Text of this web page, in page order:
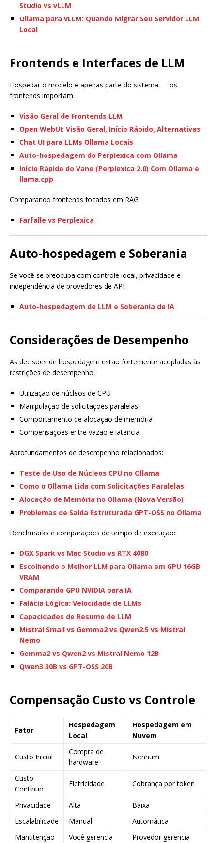
Studio vs vLLM
Ollama para vLLM: Quando Migrar Seu Servidor LLM
Local
Frontends e Interfaces de LLM
Hospedar o modelo é apenas parte do sistema — os
frontends importam.
Visão Geral de Frontends LLM
Open WebUI: Visão Geral, Início Rápido, Alternativas
Chat UI para LLMs Ollama Locais
Auto-hospedagem do Perplexica com Ollama
Início Rápido do Vane (Perplexica 2.0) Com Ollama e
llama.cpp
Comparando frontends focados em RAG:
Farfalle vs Perplexica
Auto-hospedagem e Soberania
Se você se preocupa com controle local, privacidade e
independência de provedores de API:
Auto-hospedagem de LLM e Soberania de IA
Considerações de Desempenho
As decisões de hospedagem estão fortemente acopladas às
restrições de desempenho:
Utilização de núcleos de CPU
Manipulação de solicitações paralelas
Comportamento de alocação de memória
Compensações entre vazão e latência
Aprofundamentos de desempenho relacionados:
Teste de Uso de Núcleos CPU no Ollama
Como o Ollama Lida com Solicitações Paralelas
Alocação de Memória no Ollama (Nova Versão)
Problemas de Saída Estruturada GPT-OSS no Ollama
Benchmarks e comparações de tempo de execução:
DGX Spark vs Mac Studio vs RTX 4080
Escolhendo o Melhor LLM para Ollama em GPU 16GB
VRAM
Comparando GPU NVIDIA para IA
Falácia Lógica: Velocidade de LLMs
Capacidades de Resumo de LLM
Mistral Small vs Gemma2 vs Qwen2.5 vs Mistral
Nemo
Gemma2 vs Qwen2 vs Mistral Nemo 12B
Qwen3 30B vs GPT-OSS 20B
Compensação Custo vs Controle
Fator
Hospedagem
Local
Hospedagem em
Nuvem
Custo Inicial
Compra de
hardware
Nenhum
Custo
Contínuo
Eletricidade Cobrança por token
Privacidade Alta
Baixa
Escalabilidade
Manual
Automática
Manutenção
Você gerencia Provedor gerencia